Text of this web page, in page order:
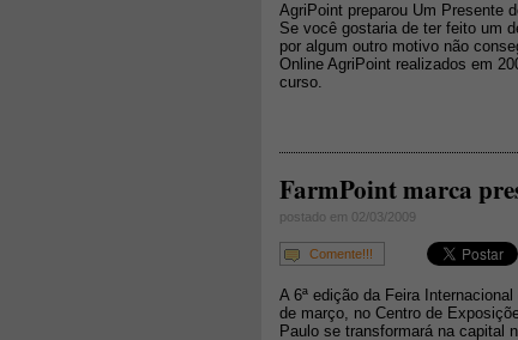
AgriPoint preparou Um Presente
Se você gostaria de ter feito um
por algum outro motivo não
Online AgriPoint realizados em
curso.
FarmPoint marca
postado em 02/03/2009
Comente!!!
A 6ª edição da Feira
de março, no Centro de
Paulo se transformará na capital